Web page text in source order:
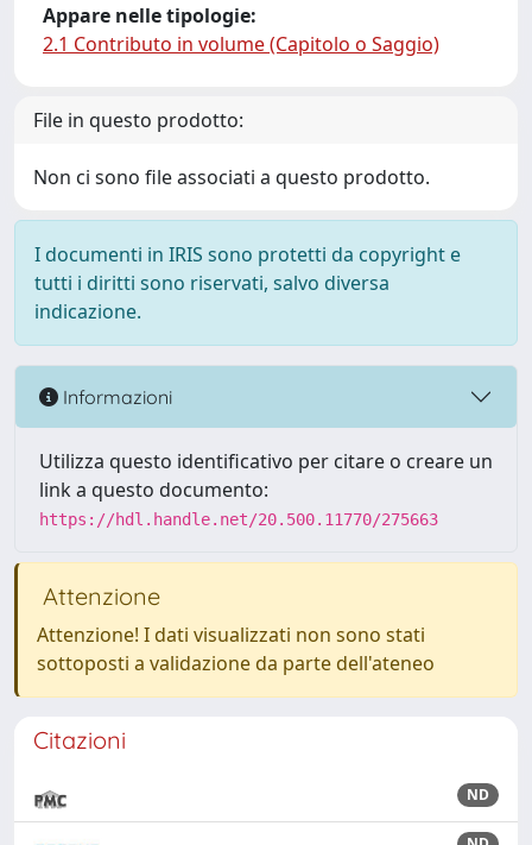
Appare nelle tipologie:
2.1 Contributo in volume (Capitolo o Saggio)
File in questo prodotto:
Non ci sono file associati a questo prodotto.
I documenti in IRIS sono protetti da copyright e
tutti i diritti sono riservati, salvo diversa
indicazione.
Informazioni
Utilizza questo identificativo per citare o creare un
link a questo documento:
https://hdl.handle.net/20.500.11770/275663
Attenzione
Attenzione! I dati visualizzati non sono stati
sottoposti a validazione da parte dell'ateneo
Citazioni
ND